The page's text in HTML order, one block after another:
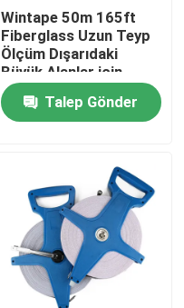
Wintape 50m 165ft
Fiberglass Uzun Teyp
Ölçüm Dışarıdaki
Büyük Alanlar için
Uzun Ölçüm İhtiyaçları
Talep Gönder